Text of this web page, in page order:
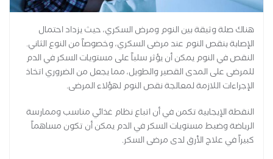
هناك صلة وثيقة بين النوم ومرض السكري، حيث يزداد احتمال
الإصابة بنقص النوم عند مرضى السكري، وخصوصاً من النوع الثاني.
النقص في النوم يمكن أن يؤثر سلباً على مستويات السكر في الدم
للمرضى على المدى القصير والطويل، مما يجعل من الضروري اتخاذ
الإجراءات اللازمة لمعالجة نقص النوم لهؤلاء المرضى.
النقطة الإيجابية تكمن في أن اتباع نظام غذائي مناسب وممارسة
الرياضة وضبط مستويات السكر في الدم يمكن أن تكون مساهماً
كبيراً في علاج الأرق لدى مرضى السكر.